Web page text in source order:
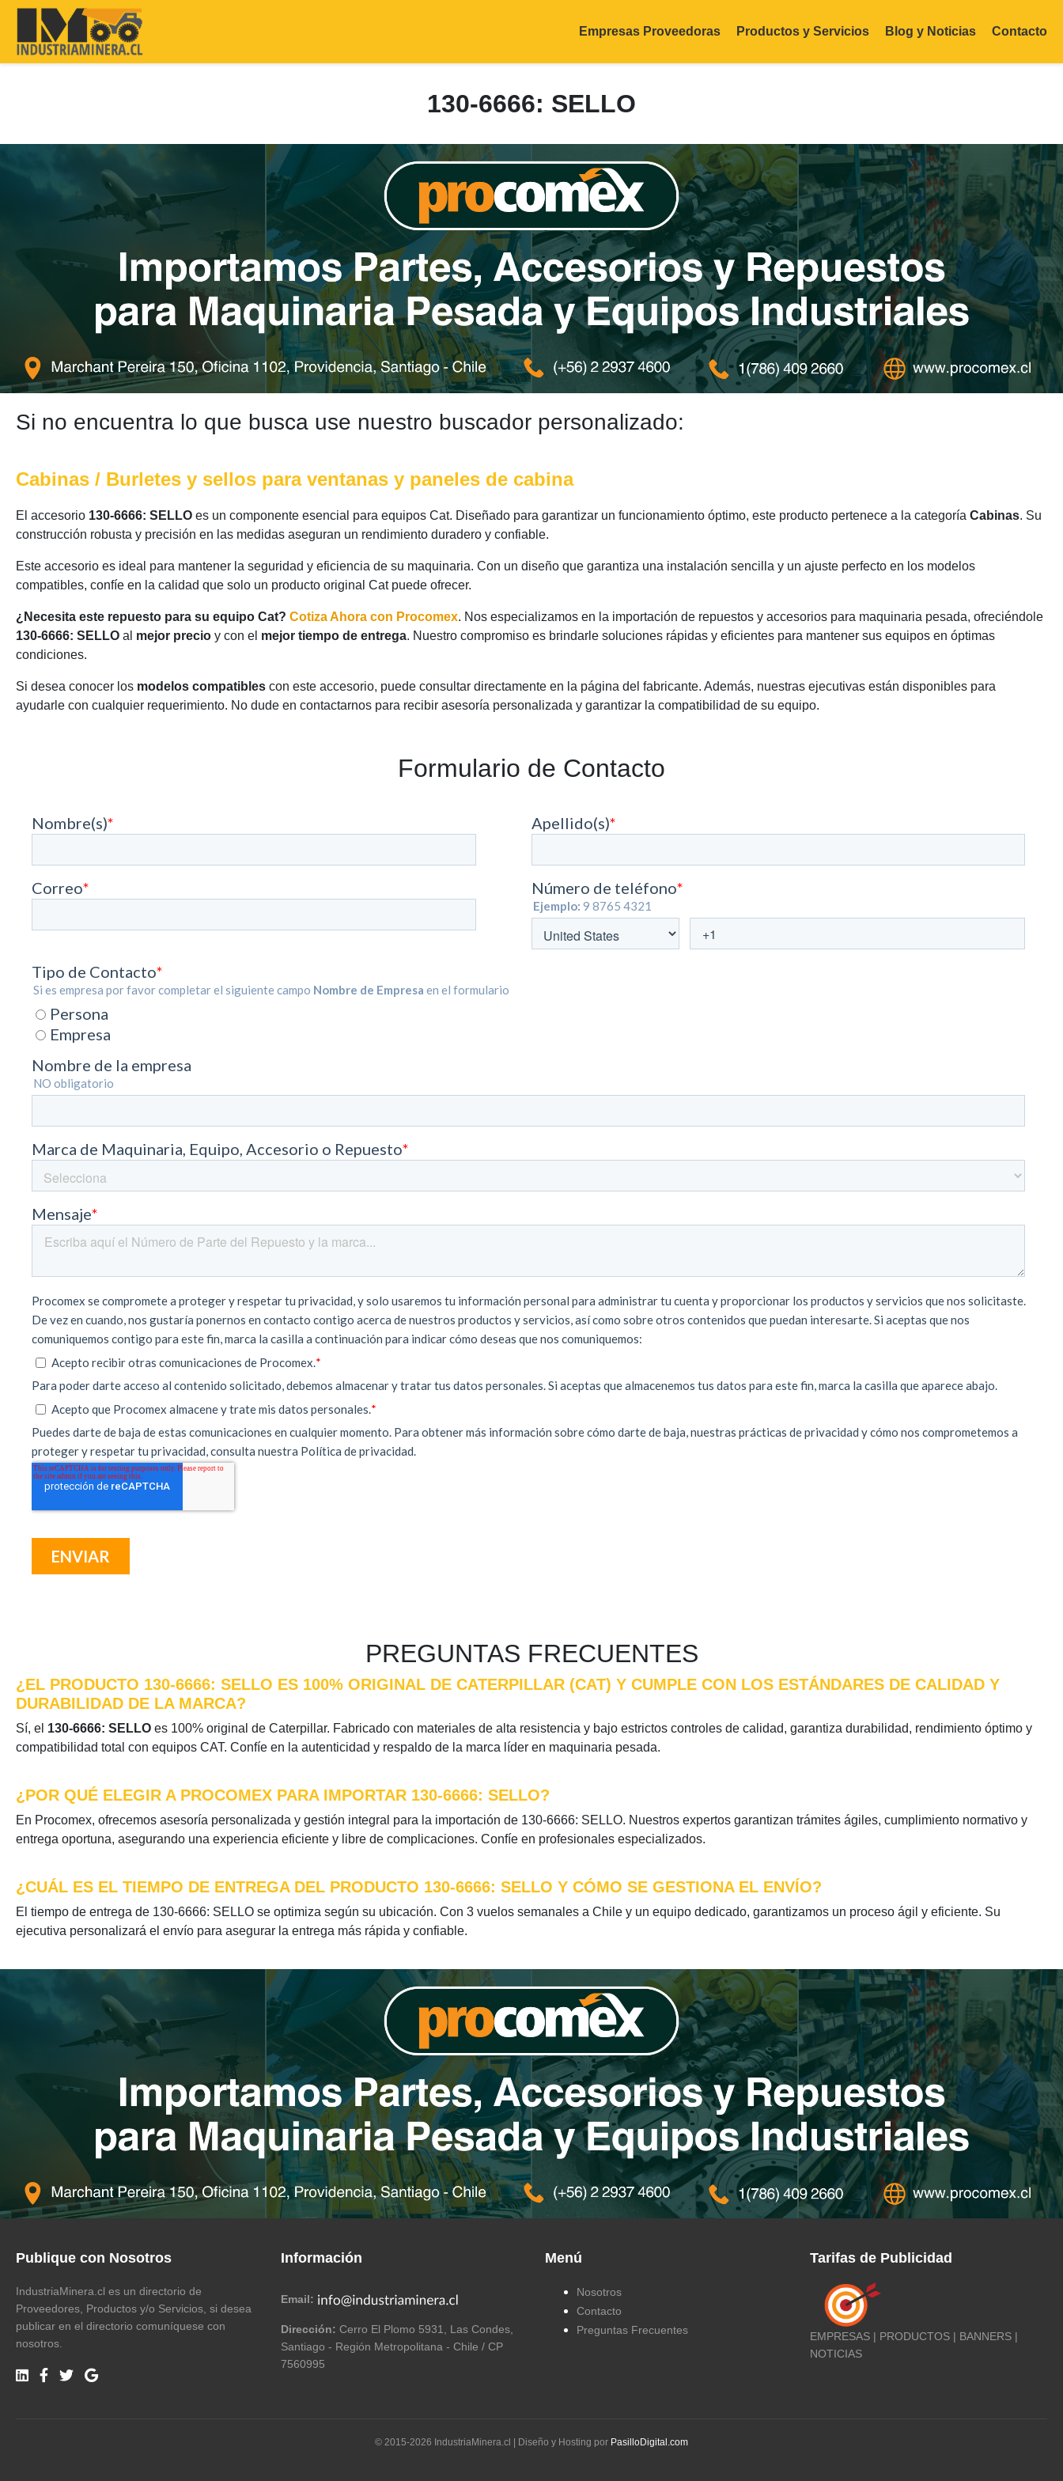
Empresas Proveedoras Productos y Servicios Blog y Noticias Contacto
130-6666: SELLO
Si no encuentra lo que busca use nuestro buscador personalizado:
Cabinas / Burletes y sellos para ventanas y paneles de cabina
El accesorio 130-6666: SELLO es un componente esencial para equipos Cat. Diseñado para garantizar un funcionamiento óptimo, este producto pertenece a la categoría Cabinas. Su
construcción robusta y precisión en las medidas aseguran un rendimiento duradero y confiable.
Este accesorio es ideal para mantener la seguridad y eficiencia de su maquinaria. Con un diseño que garantiza una instalación sencilla y un ajuste perfecto en los modelos
compatibles, confíe en la calidad que solo un producto original Cat puede ofrecer.
¿Necesita este repuesto para su equipo Cat? Cotiza Ahora con Procomex. Nos especializamos en la importación de repuestos y accesorios para maquinaria pesada, ofreciéndole
130-6666: SELLO al mejor precio y con el mejor tiempo de entrega. Nuestro compromiso es brindarle soluciones rápidas y eficientes para mantener sus equipos en óptimas
condiciones.
Si desea conocer los modelos compatibles con este accesorio, puede consultar directamente en la página del fabricante. Además, nuestras ejecutivas están disponibles para
ayudarle con cualquier requerimiento. No dude en contactarnos para recibir asesoría personalizada y garantizar la compatibilidad de su equipo.
Formulario de Contacto
PREGUNTAS FRECUENTES
¿EL PRODUCTO 130-6666: SELLO ES 100% ORIGINAL DE CATERPILLAR (CAT) Y CUMPLE CON LOS ESTÁNDARES DE CALIDAD Y
DURABILIDAD DE LA MARCA?
Sí, el 130-6666: SELLO es 100% original de Caterpillar. Fabricado con materiales de alta resistencia y bajo estrictos controles de calidad, garantiza durabilidad, rendimiento óptimo y
compatibilidad total con equipos CAT. Confíe en la autenticidad y respaldo de la marca líder en maquinaria pesada.
¿POR QUÉ ELEGIR A PROCOMEX PARA IMPORTAR 130-6666: SELLO?
En Procomex, ofrecemos asesoría personalizada y gestión integral para la importación de 130-6666: SELLO. Nuestros expertos garantizan trámites ágiles, cumplimiento normativo y
entrega oportuna, asegurando una experiencia eficiente y libre de complicaciones. Confíe en profesionales especializados.
¿CUÁL ES EL TIEMPO DE ENTREGA DEL PRODUCTO 130-6666: SELLO Y CÓMO SE GESTIONA EL ENVÍO?
El tiempo de entrega de 130-6666: SELLO se optimiza según su ubicación. Con 3 vuelos semanales a Chile y un equipo dedicado, garantizamos un proceso ágil y eficiente. Su
ejecutiva personalizará el envío para asegurar la entrega más rápida y confiable.
Publique con Nosotros
IndustriaMinera.cl es un directorio de
Proveedores, Productos y/o Servicios, si desea
publicar en el directorio comuníquese con
nosotros.
Información
Email:
Dirección: Cerro El Plomo 5931, Las Condes,
Santiago - Región Metropolitana - Chile / CP
7560995
Menú
Nosotros
Contacto
Preguntas Frecuentes
Tarifas de Publicidad
EMPRESAS | PRODUCTOS | BANNERS |
NOTICIAS
© 2015-2026 IndustriaMinera.cl | Diseño y Hosting por PasilloDigital.com